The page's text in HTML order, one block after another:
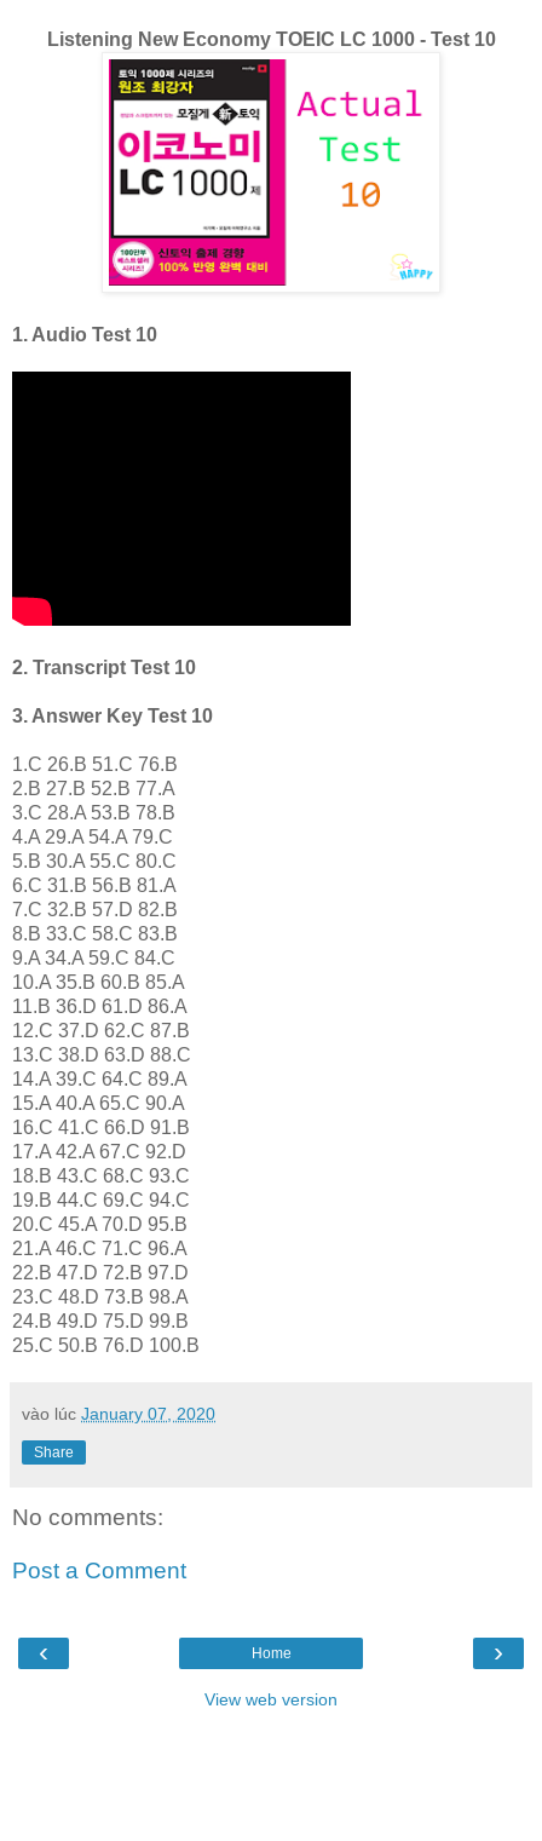
Listening New Economy TOEIC LC 1000 - Test 10
1. Audio Test 10
2. Transcript Test 10
3. Answer Key Test 10
1.C 26.B 51.C 76.B
2.B 27.B 52.B 77.A
3.C 28.A 53.B 78.B
4.A 29.A 54.A 79.C
5.B 30.A 55.C 80.C
6.C 31.B 56.B 81.A
7.C 32.B 57.D 82.B
8.B 33.C 58.C 83.B
9.A 34.A 59.C 84.C
10.A 35.B 60.B 85.A
11.B 36.D 61.D 86.A
12.C 37.D 62.C 87.B
13.C 38.D 63.D 88.C
14.A 39.C 64.C 89.A
15.A 40.A 65.C 90.A
16.C 41.C 66.D 91.B
17.A 42.A 67.C 92.D
18.B 43.C 68.C 93.C
19.B 44.C 69.C 94.C
20.C 45.A 70.D 95.B
21.A 46.C 71.C 96.A
22.B 47.D 72.B 97.D
23.C 48.D 73.B 98.A
24.B 49.D 75.D 99.B
25.C 50.B 76.D 100.B
vào lúc January 07, 2020
Share
No comments:
Post a Comment
‹ ›
Home
View web version